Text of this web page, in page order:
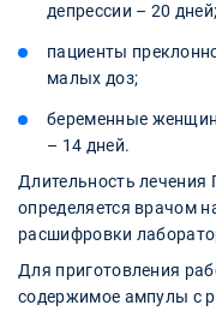
депрессии – 20 дней;
пациенты
малых доз;
беременные
– 14 дней.
Длительность лечения
определяется врачом
расшифровки
Для приготовления
содержимое ампулы с